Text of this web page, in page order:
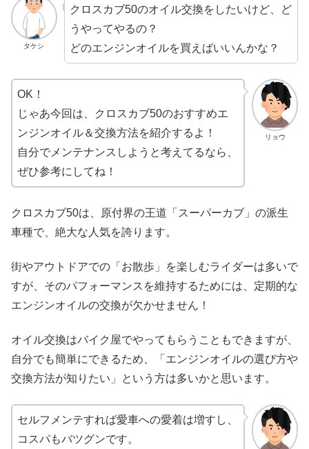
タケシ
クロスカブ50のオイル交換をしたいけど、ど
うやってやるの？
どのエンジンオイルを買えばいいんかな？
リョウ
OK！
じゃあ今回は、クロスカブ50のおすすめエ
ンジンオイル＆交換方法を紹介するよ！
自分でメンテナンスしようと考えてるなら、
ぜひ参考にしてね！
クロスカブ50は、原付界の王道「スーパーカブ」の派生
車種で、絶大な人気を誇ります。
街やアウトドアでの「お散歩」を楽しむライダーは多いで
すが、そのパフォーマンスを維持するためには、定期的な
エンジンオイルの交換が欠かせません！
オイル交換はバイク屋でやってもらうこともできますが、
自分でも簡単にできるため、「エンジンオイルの選び方や
交換方法が知りたい」という方は多いかと思います。
セルフメンテすれば愛車への愛着は増すし、
コスパもバツグンです。